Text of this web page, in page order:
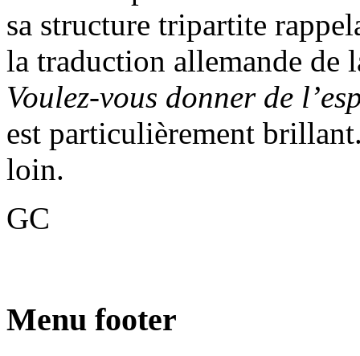
sa structure tripartite
la traduction allemande de
Voulez-vous donner de
est particulièrement
loin.
GC
Menu footer